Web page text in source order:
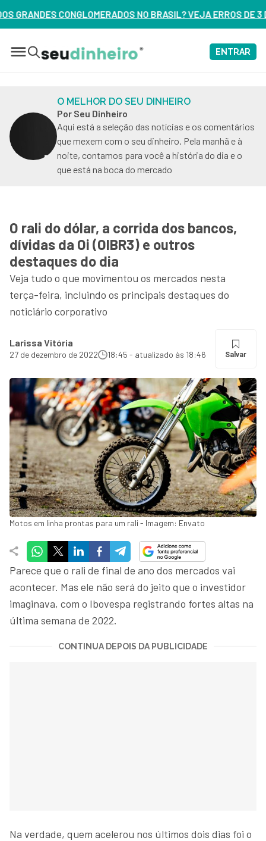
NO BRASIL? VEJA ERROS DE 3 DELES – ASSISTA AGORA
ENTRAR
O MELHOR DO SEU DINHEIRO
Por Seu Dinheiro
Aqui está a seleção das notícias e os comentários
que mexem com o seu dinheiro. Pela manhã e à
noite, contamos para você a história do dia e o
que está na boca do mercado
O rali do dólar, a corrida dos bancos,
dívidas da Oi (OIBR3) e outros
destaques do dia
Veja tudo o que movimentou os mercados nesta
terça-feira, incluindo os principais destaques do
noticiário corporativo
Larissa Vitória
27 de dezembro de 2022 18:45 - atualizado às 18:46 Salvar
Motos em linha prontas para um rali - Imagem: Envato
Parece que o rali de final de ano dos mercados vai
acontecer. Mas ele não será do jeito que o investidor
imaginava, com o Ibovespa registrando fortes altas na
última semana de 2022.
CONTINUA DEPOIS DA PUBLICIDADE
Na verdade, quem acelerou nos últimos dois dias foi o